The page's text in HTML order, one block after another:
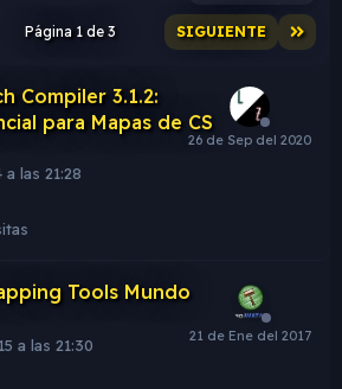
SIGUIENTE
Página 1 de 3
Compiler 3.1.2:
para Mapas de CS
a las 21:28
Tools Mundo
a las 21:30